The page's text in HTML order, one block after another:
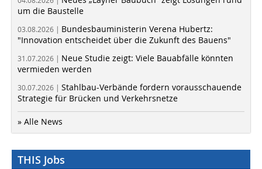
um die Baustelle
03.08.2026 | Bundesbauministerin Verena Hubertz:
"Innovation entscheidet über die Zukunft des Bauens"
31.07.2026 | Neue Studie zeigt: Viele Bauabfälle könnten
vermieden werden
30.07.2026 | Stahlbau-Verbände fordern vorausschauende
Strategie für Brücken und Verkehrsnetze
» Alle News
THIS Jobs